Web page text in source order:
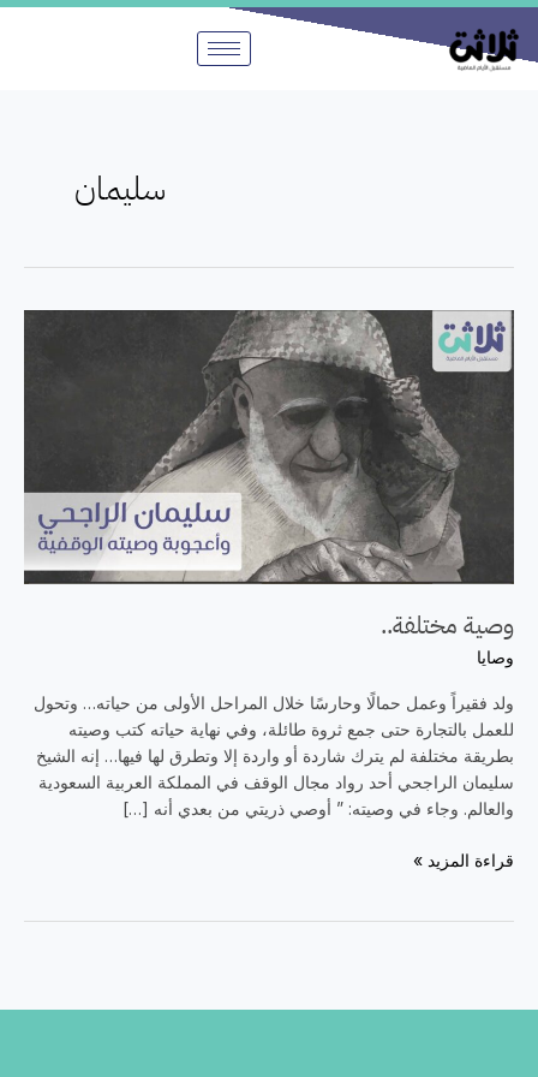
تخطي
إلى
المحتوى
سليمان
وصية مختلفة..
وصايا
ولد فقيراً وعمل حمالًا وحارسًا خلال المراحل الأولى من حياته… وتحول
للعمل بالتجارة حتى جمع ثروة طائلة، وفي نهاية حياته كتب وصيته
بطريقة مختلفة لم يترك شاردة أو واردة إلا وتطرق لها فيها… إنه الشيخ
سليمان الراجحي أحد رواد مجال الوقف في المملكة العربية السعودية
والعالم. وجاء في وصيته: ” أوصي ذريتي من بعدي أنه […]
وصية
مختلفة..
قراءة المزيد »